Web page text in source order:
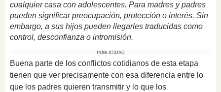
cualquier casa con adolescentes. Para madres y padres
pueden significar preocupación, protección o interés. Sin
embargo, a sus hijos pueden llegarles traducidas como
control, desconfianza o intromisión.
PUBLICIDAD
Buena parte de los conflictos cotidianos de esta etapa
tienen que ver precisamente con esa diferencia entre lo
que los padres quieren transmitir y lo que los